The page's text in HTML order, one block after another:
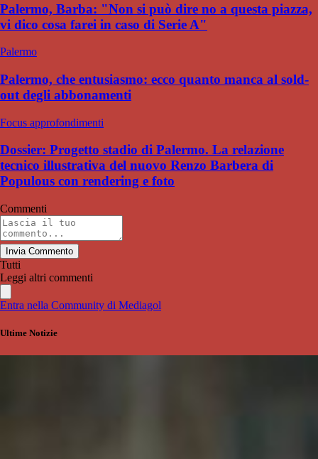
Palermo, Barba: "Non si può dire no a questa piazza,
vi dico cosa farei in caso di Serie A"
Palermo
Palermo, che entusiasmo: ecco quanto manca al sold-
out degli abbonamenti
Focus approfondimenti
Dossier: Progetto stadio di Palermo. La relazione
tecnico illustrativa del nuovo Renzo Barbera di
Populous con rendering e foto
Commenti
Invia Commento
Tutti
Leggi altri commenti
Entra nella Community di Mediagol
Ultime Notizie